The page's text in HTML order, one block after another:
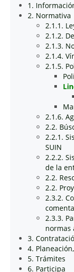
1.
2. Normativa
2.1.1.
2.1.2.
2.1.3.
2.1.4.
2.1.5.
2.1.6.
2.2.
2.2.1.
SUIN
2.2.2.
de la
2.2.
2.2.
2.3.2.
2.3.3.
normas
3.
4.
5. Trámites
6. Participa